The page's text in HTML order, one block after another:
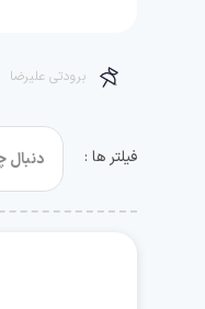
برودتی علیرضا
فیلتر ها :